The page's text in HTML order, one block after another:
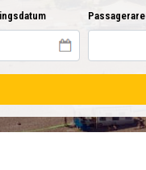
Passagerare